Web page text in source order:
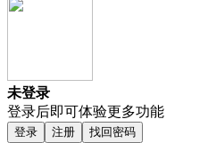
未登录
登录后即可体验更多功能
登录 注册 找回密码